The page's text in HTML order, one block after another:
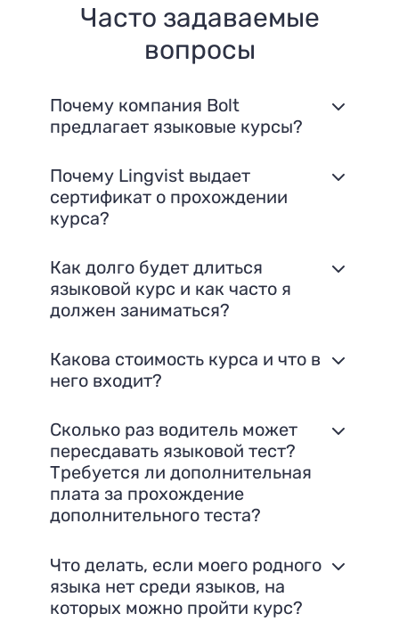
Часто задаваемые
вопросы
Почему компания Bolt
предлагает языковые курсы?
Почему Lingvist выдает
сертификат о прохождении
курса?
Как долго будет длиться
языковой курс и как часто я
должен заниматься?
Какова стоимость курса и что в
него входит?
Сколько раз водитель может
пересдавать языковой тест?
Требуется ли дополнительная
плата за прохождение
дополнительного теста?
Что делать, если моего родного
языка нет среди языков, на
которых можно пройти курс?